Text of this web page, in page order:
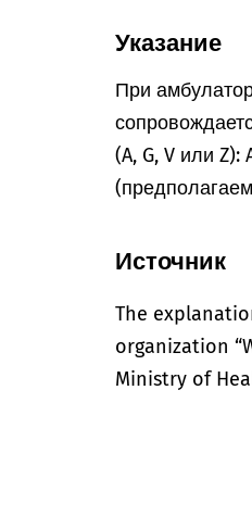
Указание
При
(A, G, V или
Источник
The
organization
Ministry of